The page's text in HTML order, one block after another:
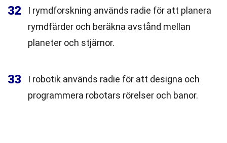
32
I rymdforskning används radie för att planera
rymdfärder och beräkna avstånd mellan
planeter och stjärnor.
33
I robotik används radie för att designa och
programmera robotars rörelser och banor.